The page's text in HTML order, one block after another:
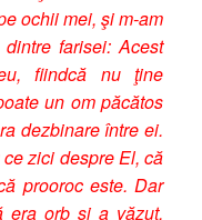
ochii mei, şi m-am
farisei: Acest
fiindcă nu ţine
un om păcătos
dezbinare între ei.
zici despre El, că
prooroc este. Dar
era orb şi a văzut,